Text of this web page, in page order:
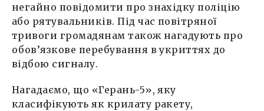
негайно повідомити про знахідку поліцію
або рятувальників. Під час повітряної
тривоги громадянам також нагадують про
обов’язкове перебування в укриттях до
відбою сигналу.
Нагадаємо, що «Герань-5», яку
класифікують як крилату ракету,